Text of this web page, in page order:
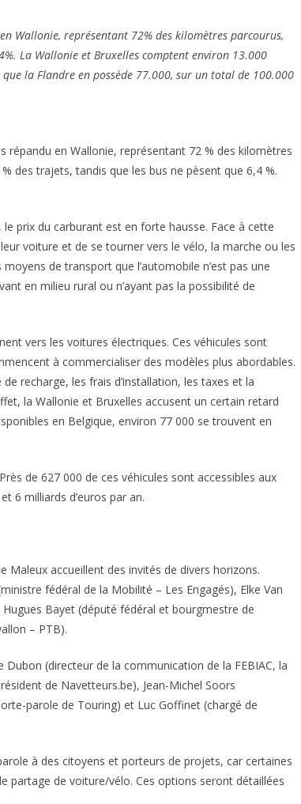
Wallonie, représentant 72% des kilomètres parcourus,
La Wallonie et Bruxelles comptent environ 13.000
la Flandre en possède 77.000, sur un total de 100.000
en Wallonie, représentant 72 % des kilomètres
des trajets, tandis que les bus ne pèsent que 6,4 %.
prix du carburant est en forte hausse. Face à cette
voiture et de se tourner vers le vélo, la marche ou les
de transport que l’automobile n’est pas une
en milieu rural ou n’ayant pas la possibilité de
vers les voitures électriques. Ces véhicules sont
à commercialiser des modèles plus abordables.
recharge, les frais d’installation, les taxes et la
la Wallonie et Bruxelles accusent un certain retard
en Belgique, environ 77 000 se trouvent en
de 627 000 de ces véhicules sont accessibles aux
6 milliards d’euros par an.
accueillent des invités de divers horizons.
fédéral de la Mobilité – Les Engagés), Elke Van
Bayet (député fédéral et bourgmestre de
– PTB).
(directeur de la communication de la FEBIAC, la
de Navetteurs.be), Jean-Michel Soors
parole de Touring) et Luc Goffinet (chargé de
à des citoyens et porteurs de projets, car certaines
partage de voiture/vélo. Ces options seront détaillées